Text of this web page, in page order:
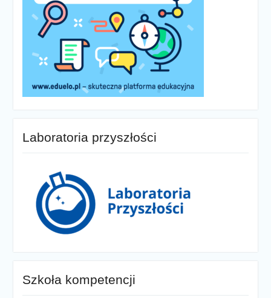
Laboratoria przyszłości
Szkoła kompetencji